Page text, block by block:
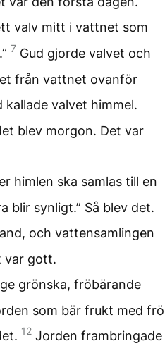
valv mitt i vattnet som
7 Gud gjorde valvet och
från vattnet ovanför
kallade valvet himmel.
blev morgon. Det var
himlen ska samlas till en
blir synligt.” Så blev det.
och vattensamlingen
var gott.
grönska, fröbärande
som bär frukt med frö
12 Jorden frambringade